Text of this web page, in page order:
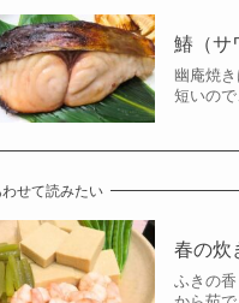
鰆（サ
幽庵焼
短いの
せて読みたい
春の炊
ふきの